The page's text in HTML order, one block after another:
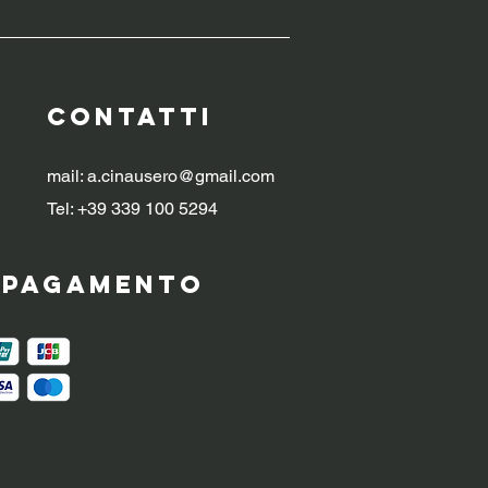
CONTATTI
mail: a.cinausero@gmail.com
Tel: +39 339 100 5294